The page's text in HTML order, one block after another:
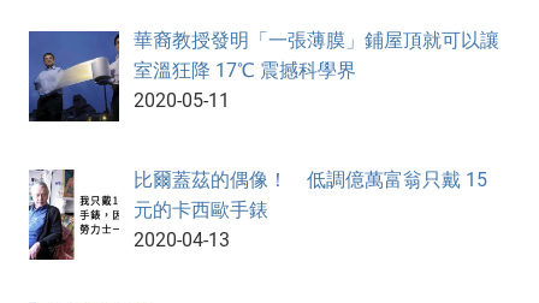
華裔教授發明「一張薄膜」鋪屋頂就可以讓
室溫狂降 17℃ 震撼科學界
2020-05-11
比爾蓋茲的偶像！ 低調億萬富翁只戴 15
元的卡西歐手錶
2020-04-13